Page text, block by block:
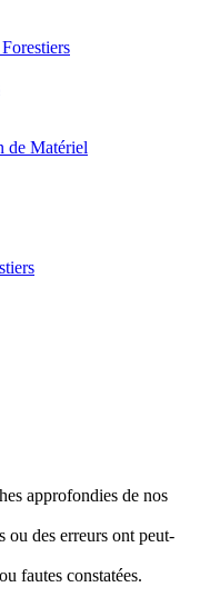
de Matériel
approfondies de nos
ou des erreurs ont peut-
fautes constatées.